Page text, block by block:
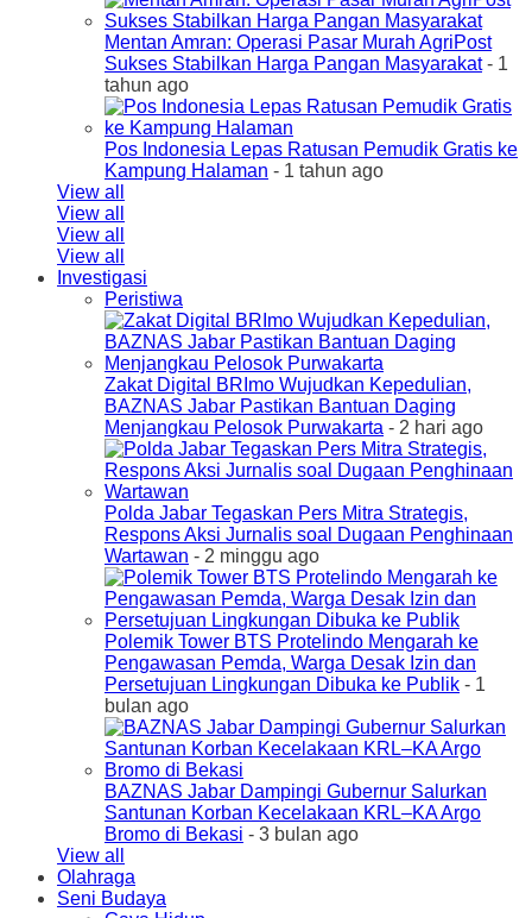
Mentan Amran: Operasi Pasar Murah AgriPost
Sukses Stabilkan Harga Pangan Masyarakat- 1
tahun ago
Pos Indonesia Lepas Ratusan Pemudik Gratis ke
Kampung Halaman - 1 tahun ago
View all
View all
View all
View all
Investigasi
Peristiwa
Zakat Digital BRImo Wujudkan Kepedulian,
BAZNAS Jabar Pastikan Bantuan Daging
Menjangkau Pelosok Purwakarta - 2 hari ago
Polda Jabar Tegaskan Pers Mitra Strategis,
Respons Aksi Jurnalis soal Dugaan Penghinaan
Wartawan - 2 minggu ago
Polemik Tower BTS Protelindo Mengarah ke
Pengawasan Pemda, Warga Desak Izin dan
Persetujuan Lingkungan Dibuka ke Publik - 1
bulan ago
BAZNAS Jabar Dampingi Gubernur Salurkan
Santunan Korban Kecelakaan KRL–KA Argo
Bromo di Bekasi - 3 bulan ago
View all
Olahraga
Seni Budaya